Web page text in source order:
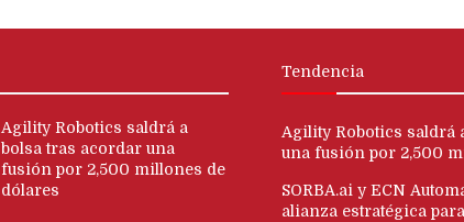
Agility Robotics saldrá a
bolsa tras acordar una
fusión por 2,500 millones de
dólares
Tendencia
Agility Robotics saldrá
una fusión por 2,500
SORBA.ai y ECN
alianza estratégica